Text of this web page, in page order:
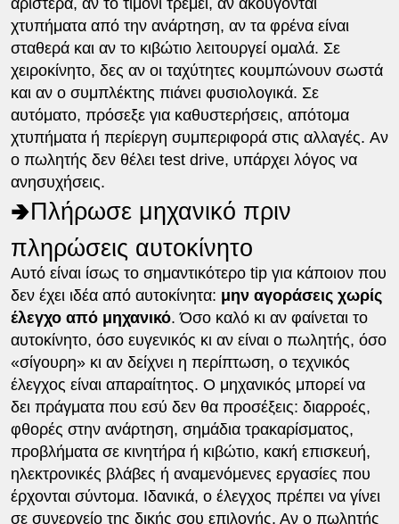
χτυπήματα από την ανάρτηση, αν τα φρένα είναι
σταθερά και αν το κιβώτιο λειτουργεί ομαλά. Σε
χειροκίνητο, δες αν οι ταχύτητες κουμπώνουν σωστά
και αν ο συμπλέκτης πιάνει φυσιολογικά. Σε
αυτόματο, πρόσεξε για καθυστερήσεις, απότομα
χτυπήματα ή περίεργη συμπεριφορά στις αλλαγές. Αν
ο πωλητής δεν θέλει test drive, υπάρχει λόγος να
ανησυχήσεις.
🢂Πλήρωσε μηχανικό πριν
πληρώσεις αυτοκίνητο
Αυτό είναι ίσως το σημαντικότερο tip για κάποιον που
δεν έχει ιδέα από αυτοκίνητα: μην αγοράσεις χωρίς
έλεγχο από μηχανικό. Όσο καλό κι αν φαίνεται το
αυτοκίνητο, όσο ευγενικός κι αν είναι ο πωλητής, όσο
«σίγουρη» κι αν δείχνει η περίπτωση, ο τεχνικός
έλεγχος είναι απαραίτητος. Ο μηχανικός μπορεί να
δει πράγματα που εσύ δεν θα προσέξεις: διαρροές,
φθορές στην ανάρτηση, σημάδια τρακαρίσματος,
προβλήματα σε κινητήρα ή κιβώτιο, κακή επισκευή,
ηλεκτρονικές βλάβες ή αναμενόμενες εργασίες που
έρχονται σύντομα. Ιδανικά, ο έλεγχος πρέπει να γίνει
σε συνεργείο της δικής σου επιλογής. Αν ο πωλητής